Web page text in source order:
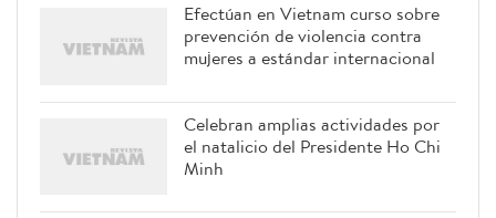
Efectúan en Vietnam curso sobre
prevención de violencia contra
mujeres a estándar internacional
Celebran amplias actividades por
el natalicio del Presidente Ho Chi
Minh